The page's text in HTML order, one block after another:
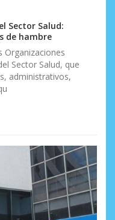
Sector Salud:
de hambre
Organizaciones
Sector Salud, que
administrativos,